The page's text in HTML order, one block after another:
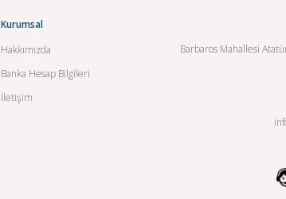
Kurumsal
Hakkımızda
Banka Hesap Bilgileri
İletişim
Barbaros Mahallesi